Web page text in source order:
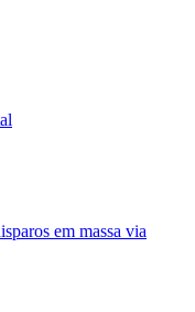
em massa via